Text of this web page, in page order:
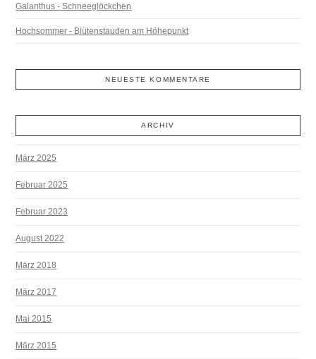
Galanthus - Schneeglöckchen
Hochsommer - Blütenstauden am Höhepunkt
NEUESTE KOMMENTARE
ARCHIV
März 2025
Februar 2025
Februar 2023
August 2022
März 2018
März 2017
Mai 2015
März 2015